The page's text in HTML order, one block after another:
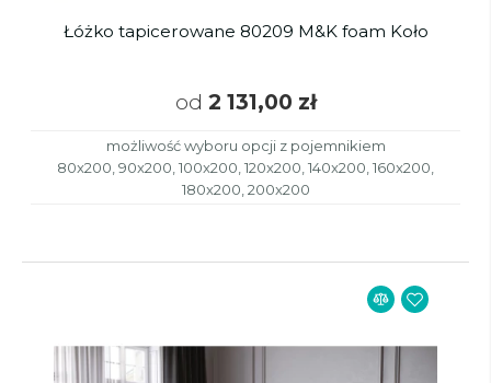
Łóżko tapicerowane 80209 M&K foam Koło
od 2 131,00 zł
możliwość wyboru opcji z pojemnikiem
80x200, 90x200, 100x200, 120x200, 140x200, 160x200,
180x200, 200x200